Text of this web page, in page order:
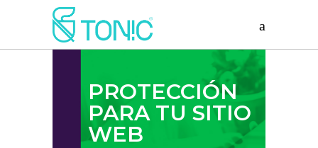
PROTECCIÓN
PARA TU SITIO
WEB